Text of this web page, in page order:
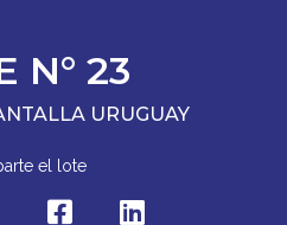
N° 23
URUGUAY
el lote